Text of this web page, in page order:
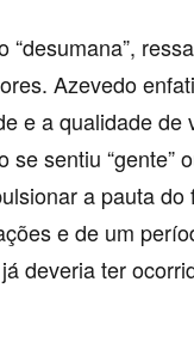
“desumana”,
Azevedo
e a qualidade de
sentiu “gente”
a pauta
e de um
deveria ter